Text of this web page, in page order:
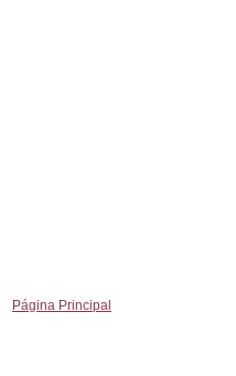
Página Principal